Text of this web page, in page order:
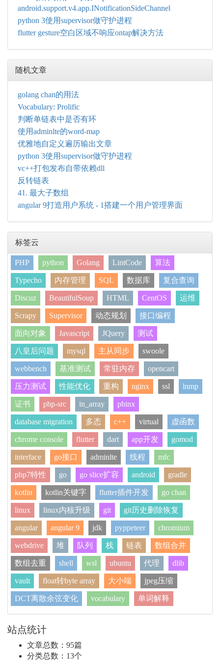
android.support.v4.app.INotificationSideChannel
python 3使用supervisor做守护进程
flutter gesture空白区域不响应ontap解决方法
随机文章
golang chan的用法
Vocabulary: Prolific
判断单链表中是否有环
使用adminlte的word-map
优雅地自定义遍历输出文章
python 3使用supervisor做守护进程
vc++打包发布自带依赖dll
反转链表
41. 最大子数组
angular 9打造用户系统 - 1搭建一个用户管理界面
标签云
PHP python Golang LintCode 算法
Typecho 内存管理 SQL 数据库 复合查询
Discuz BeautifulSoup HTML CentOS 运维
Scrapy Supervisor 动态规划 接口编程
面向对象 Javascript JQuery 测试
八皇后问题 mysql 主从同步 swoole
webbench 基准测试 常驻内存 opencart
压力测试 性能优化 重构 nginx ssl lnmp
证书 php-src in_array phinx
database migration 多态 c++ virtual 虚函数
chrome console flutter dart app开发 gomod
interface go接口 adminlte 线程 mfc
php7特性 go go slice扩容 android gradle
kotlin kotlin关键字 flutter插件开发 go chan
linux linux内核升级 git git历史删除恢复
angular angular 9 jdk pyppeteer chromium
webdrive 堆 队列 栈 链表 数组合并
数组去重 shell wsl ubuntu 代理 dlib
vault float转byte array 大小端 jpeg压缩
DCT离散余弦变化 vocabulary 单词解释
站点统计
文章总数：95篇
分类总数：13个